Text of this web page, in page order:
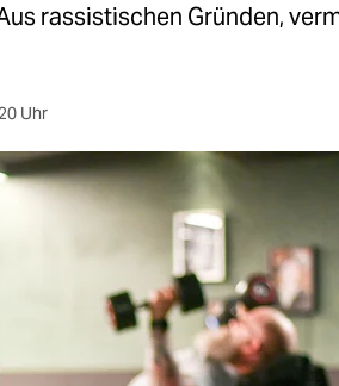
rassistischen Gründen,
Uhr